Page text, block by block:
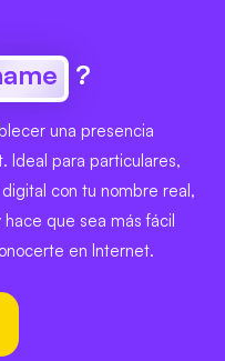
?
una presencia
Ideal para particulares,
con tu nombre real,
que sea más fácil
en Internet.